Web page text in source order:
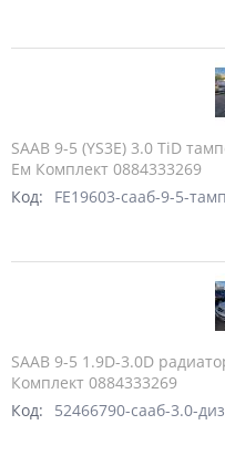
SAAB 9-5 (YS3E) 3.0 TiD
Ем Комплект 0884333269
Код:
FE19603-сааб-9-5-
SAAB 9-5 1.9D-3.0D
Комплект 0884333269
Код:
52466790-сааб-3.0-